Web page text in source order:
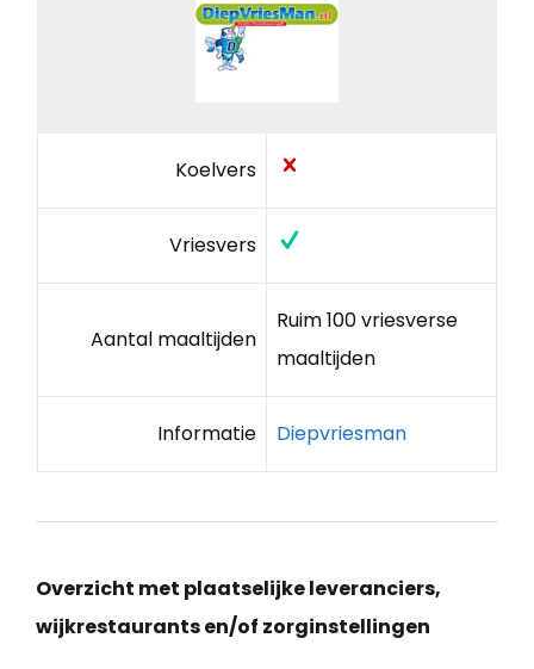
Koelvers
Vriesvers
Aantal maaltijden
Ruim 100 vriesverse
maaltijden
Informatie Diepvriesman
Overzicht met plaatselijke leveranciers,
wijkrestaurants en/of zorginstellingen